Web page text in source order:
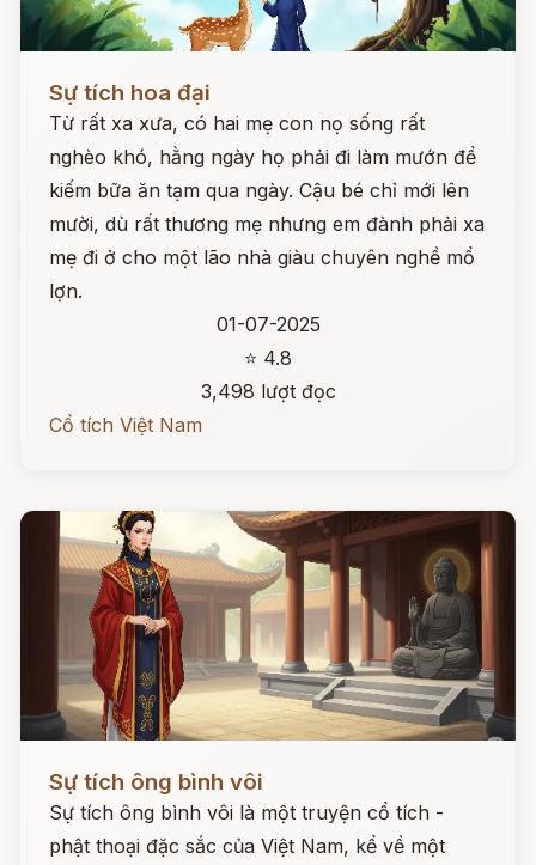
Sự tích hoa đại
Từ rất xa xưa, có hai mẹ con nọ sống rất
nghèo khó, hằng ngày họ phải đi làm mướn để
kiếm bữa ăn tạm qua ngày. Cậu bé chỉ mới lên
mười, dù rất thương mẹ nhưng em đành phải xa
mẹ đi ở cho một lão nhà giàu chuyên nghề mổ
lợn.
01-07-2025
⭐ 4.8
3,498 lượt đọc
Cổ tích Việt Nam
Sự tích ông bình vôi
Sự tích ông bình vôi là một truyện cổ tích -
phật thoại đặc sắc của Việt Nam, kể về một